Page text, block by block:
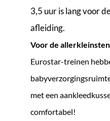
3,5 uur is lang voor
afleiding.
Voor de
Eurostar-treinen
met een
comfortabel!